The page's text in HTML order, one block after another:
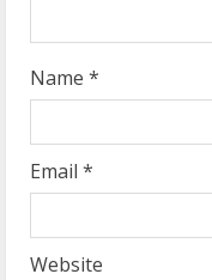
g
Name *
Email *
Website